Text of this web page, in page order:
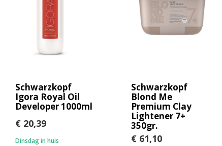
Schwarzkopf
Igora Royal Oil
Developer 1000ml
€ 20,39
Dinsdag in huis
Schwarzkopf
Blond Me
Premium Clay
Lightener 7+
350gr.
€ 61,10